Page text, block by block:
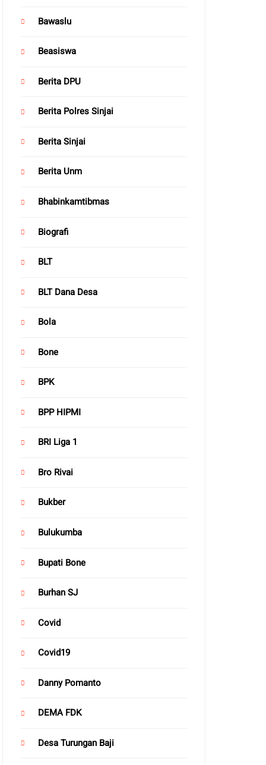
Bawaslu
Beasiswa
Berita DPU
Berita Polres Sinjai
Berita Sinjai
Berita Unm
Bhabinkamtibmas
Biografi
BLT
BLT Dana Desa
Bola
Bone
BPK
BPP HIPMI
BRI Liga 1
Bro Rivai
Bukber
Bulukumba
Bupati Bone
Burhan SJ
Covid
Covid19
Danny Pomanto
DEMA FDK
Desa Turungan Baji